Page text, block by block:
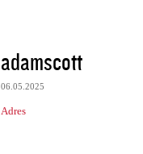
adamscott
06.05.2025
Adres